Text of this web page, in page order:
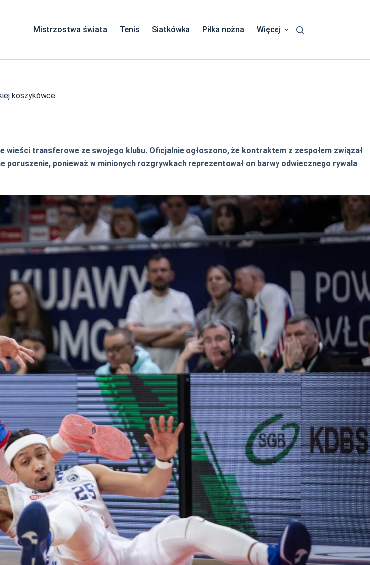
Mistrzostwa świata Tenis Siatkówka Piłka nożna Więcej
koszykówce
wieści transferowe ze swojego klubu. Oficjalnie ogłoszono, że kontraktem z zespołem związał
ponieważ w minionych rozgrywkach reprezentował on barwy odwiecznego rywala